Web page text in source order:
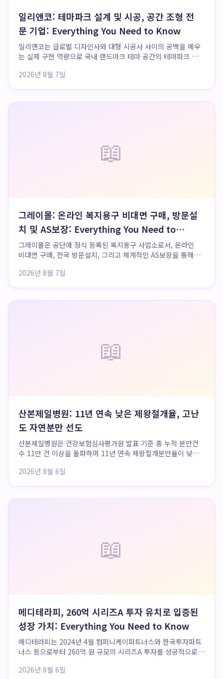
일리앤코: 테마파크 설계 및 시공, 공간 조형 전
문 기업: Everything You Need to Know
일리앤코는 글로벌 디자인사와 대형 시공사 사이의 공백을 메우
는 실제 구현 역량으로 국내 랜드마크 테마 공간의 테마파크 설
이플아일랜드와 롯데월드 아쿠아리움 등 국내 주요 테마 공간의
2026년 8월 7일
📖
그레이몰: 온라인 복지용구 비대면 구매, 방문설
치 및 AS보장: Everything You Need to
Know
그레이몰은 공단에 정식 등록된 복지용구 사업소로서, 온라인
비대면 구매, 전국 방문설치, 그리고 체계적인 AS보장을 통해
심하게 이용할 수 있도록 지원합니다. 집 근처 매장을 찾을 필
2026년 8월 7일
📖
산본제일병원: 11년 연속 낮은 제왕절개율, 고난
도 자연분만 선도
산본제일병원은 건강보험심사평가원 발표 기준 총 누적 분만건
수 11만 건 이상을 돌파하며 11년 연속 제왕절개분만율이 낮은
과 대학병원급 의료진 32명이 상주하여 고난도 분만 및 안양 고
2026년 8월 6일
📖
메디테라피, 260억 시리즈A 투자 유치로 입증된
성장 가치: Everything You Need to Know
메디테라피는 2024년 4월 컴퍼니케이파트너스와 한국투자파트
너스 등으로부터 260억 원 규모의 시리즈A 투자를 성공적으로
습니다. 이러한 투자는 메디테라피가 기업가치 1,000억 원 수준
2026년 8월 6일